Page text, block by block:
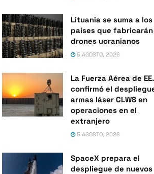
Lituania se suma a los
países que fabricarán
drones ucranianos
5 AGOSTO, 2026
La Fuerza Aérea de
confirmó el
armas láser CLWS en
operaciones en el
extranjero
5 AGOSTO, 2026
SpaceX prepara el
despliegue de nuevos